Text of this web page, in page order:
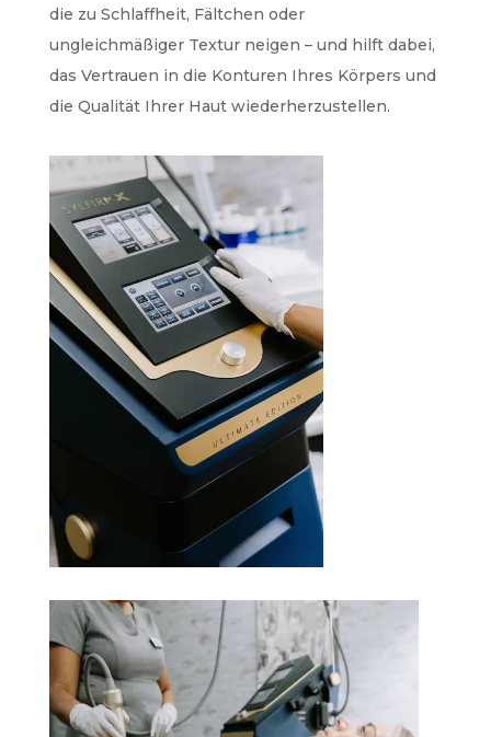
die zu Schlaffheit, Fältchen oder
ungleichmäßiger Textur neigen – und hilft dabei,
das Vertrauen in die Konturen Ihres Körpers und
die Qualität Ihrer Haut wiederherzustellen.